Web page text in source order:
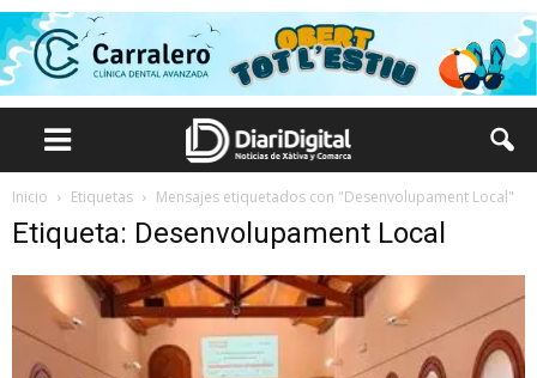
Inicio Etiquetas Mensajes etiquetados con "Desenvolupament Local"
Etiqueta: Desenvolupament Local